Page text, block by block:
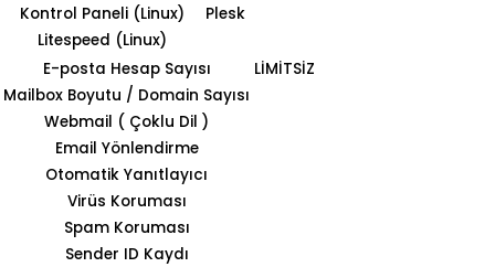
Kontrol Paneli (Linux)
Plesk
Litespeed (Linux)
E-posta Hesap Sayısı
LİMİTSİZ
Mailbox Boyutu / Domain Sayısı
Webmail ( Çoklu Dil )
Email Yönlendirme
Otomatik Yanıtlayıcı
Virüs Koruması
Spam Koruması
Sender ID Kaydı